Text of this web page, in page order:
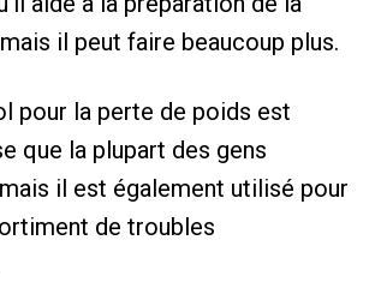
il peut faire beaucoup plus.
pour la perte de poids est
que la plupart des gens
il est également utilisé pour
de troubles